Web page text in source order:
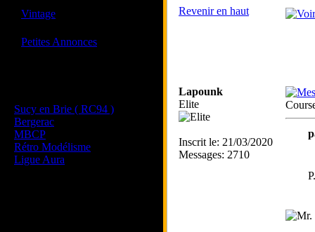
Vintage
Petites Annonces
Sucy en Brie ( RC94 )
Bergerac
MBCP
Rétro Modélisme
Ligue Aura
Revenir en haut
Lapounk
Elite
Inscrit le: 21/03/2020
Messages: 2710